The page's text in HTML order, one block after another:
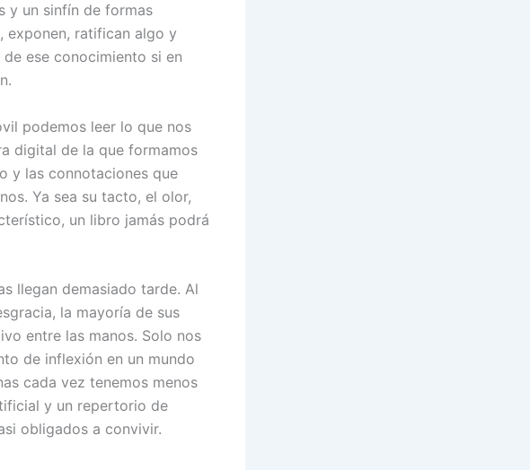
y un sinfín de formas
exponen, ratifican algo y
ese conocimiento si en
podemos leer lo que nos
digital de la que formamos
y las connotaciones que
Ya sea su tacto, el olor,
un libro jamás podrá
llegan demasiado tarde. Al
la mayoría de sus
entre las manos. Solo nos
de inflexión en un mundo
cada vez tenemos menos
y un repertorio de
obligados a convivir.